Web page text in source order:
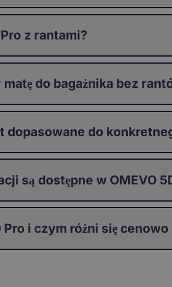
z rantami?
do bagażnika bez
dopasowane do
są dostępne w OMEVO
Pro i czym różni się